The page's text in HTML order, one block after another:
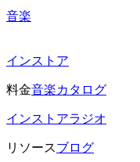
音楽
インストア
料金音楽カタログ
インストアラジオ
リソースブログ